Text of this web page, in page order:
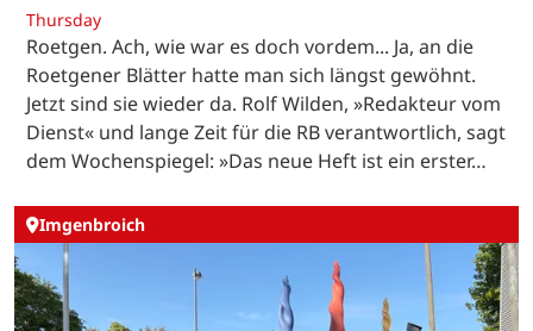
Thursday
Roetgen. Ach, wie war es doch vordem... Ja, an die
Roetgener Blätter hatte man sich längst gewöhnt.
Jetzt sind sie wieder da. Rolf Wilden, »Redakteur vom
Dienst« und lange Zeit für die RB verantwortlich, sagt
dem Wochenspiegel: »Das neue Heft ist ein erster…
Imgenbroich